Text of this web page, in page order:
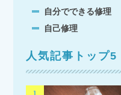
自分でできる修理
自己修理
人気記事トップ5